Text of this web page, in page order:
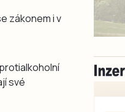
zákonem i v
své